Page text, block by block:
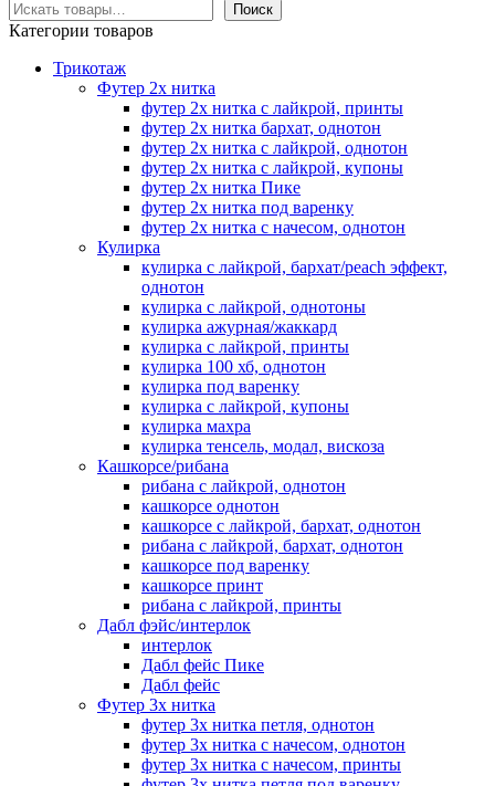
Поиск
Категории товаров
Трикотаж
Футер 2х нитка
футер 2х нитка с лайкрой, принты
футер 2х нитка бархат, однотон
футер 2х нитка с лайкрой, однотон
футер 2х нитка с лайкрой, купоны
футер 2х нитка Пике
футер 2х нитка под варенку
футер 2х нитка с начесом, однотон
Кулирка
кулирка с лайкрой, бархат/peach эффект,
однотон
кулирка с лайкрой, однотоны
кулирка ажурная/жаккард
кулирка с лайкрой, принты
кулирка 100 хб, однотон
кулирка под варенку
кулирка с лайкрой, купоны
кулирка махра
кулирка тенсель, модал, вискоза
Кашкорсе/рибана
рибана с лайкрой, однотон
кашкорсе однотон
кашкорсе с лайкрой, бархат, однотон
рибана с лайкрой, бархат, однотон
кашкорсе под варенку
кашкорсе принт
рибана с лайкрой, принты
Дабл фэйс/интерлок
интерлок
Дабл фейс Пике
Дабл фейс
Футер 3х нитка
футер 3х нитка петля, однотон
футер 3х нитка с начесом, однотон
футер 3х нитка с начесом, принты